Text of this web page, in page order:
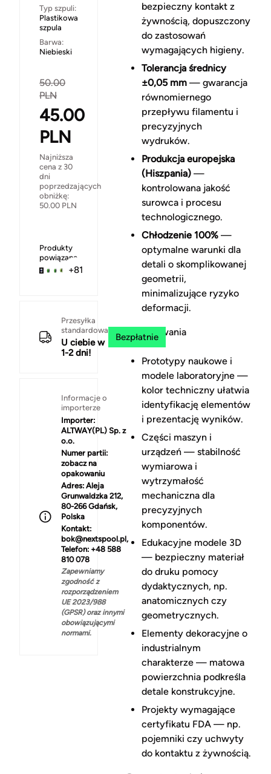
Typ szpuli:
Plastikowa
szpula
Barwa:
Niebieski
50.00
PLN
45.00
PLN
Najniższa
cena z 30
dni
poprzedzających
obniżkę:
50.00 PLN
Produkty
powiązane
+81
Przesyłka
standardowa
U ciebie w
1-2 dni!
Bezpłatnie
Informacje o
importerze
Importer:
ALTWAY(PL) Sp. z
o.o.
Numer partii:
zobacz na
opakowaniu
Adres: Aleja
Grunwaldzka 212,
80-266 Gdańsk,
Polska
Kontakt:
bok@nextspool.pl,
Telefon: +48 588
810 078
Zapewniamy
zgodność z
rozporządzeniem
UE 2023/988
(GPSR) oraz innymi
obowiązującymi
normami.
bezpieczny kontakt z
żywnością, dopuszczony
do zastosowań
wymagających higieny.
Tolerancja średnicy
±0,05 mm— gwarancja
równomiernego
przepływu filamentu i
precyzyjnych
wydruków.
Produkcja europejska
(Hiszpania)—
kontrolowana jakość
surowca i procesu
technologicznego.
Chłodzenie 100%—
optymalne warunki dla
detali o skomplikowanej
geometrii,
minimalizujące ryzyko
deformacji.
Zastosowania
Prototypy naukowe i
modele laboratoryjne —
kolor techniczny ułatwia
identyfikację elementów
i prezentację wyników.
Części maszyn i
urządzeń — stabilność
wymiarowa i
wytrzymałość
mechaniczna dla
precyzyjnych
komponentów.
Edukacyjne modele 3D
— bezpieczny materiał
do druku pomocy
dydaktycznych, np.
anatomicznych czy
geometrycznych.
Elementy dekoracyjne o
industrialnym
charakterze — matowa
powierzchnia podkreśla
detale konstrukcyjne.
Projekty wymagające
certyfikatu FDA — np.
pojemniki czy uchwyty
do kontaktu z żywnością.